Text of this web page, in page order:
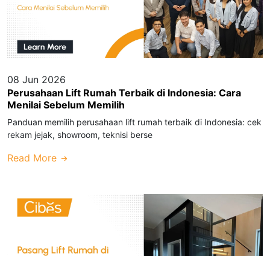
08 Jun 2026
Perusahaan Lift Rumah Terbaik di Indonesia: Cara
Menilai Sebelum Memilih
Panduan memilih perusahaan lift rumah terbaik di Indonesia: cek
rekam jejak, showroom, teknisi berse
Read More